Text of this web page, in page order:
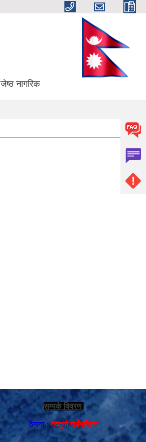
जेष्ठ नागरिक
सम्पर्क विवरण
ठेगाना :नवदुर्गा गाउँपालिका